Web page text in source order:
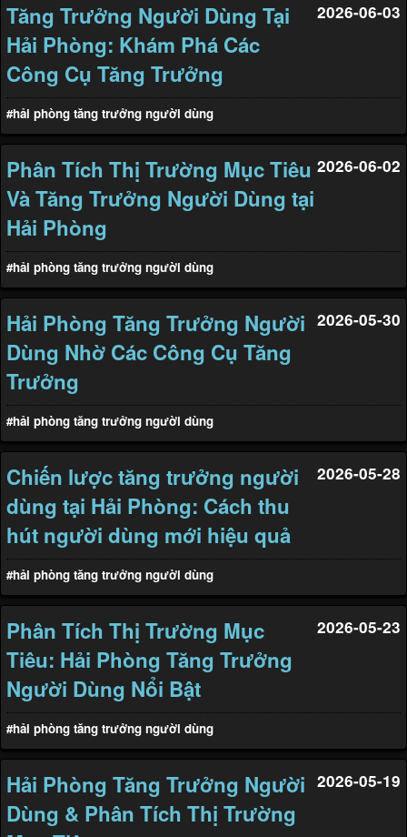
Tăng Trưởng Người Dùng Tại
Hải Phòng: Khám Phá Các
Công Cụ Tăng Trưởng
2026-06-03
#hải phòng tăng trưởng người dùng
Phân Tích Thị Trường Mục Tiêu
Và Tăng Trưởng Người Dùng tại
Hải Phòng
2026-06-02
#hải phòng tăng trưởng người dùng
Hải Phòng Tăng Trưởng Người
Dùng Nhờ Các Công Cụ Tăng
Trưởng
2026-05-30
#hải phòng tăng trưởng người dùng
Chiến lược tăng trưởng người
dùng tại Hải Phòng: Cách thu
hút người dùng mới hiệu quả
2026-05-28
#hải phòng tăng trưởng người dùng
Phân Tích Thị Trường Mục
Tiêu: Hải Phòng Tăng Trưởng
Người Dùng Nổi Bật
2026-05-23
#hải phòng tăng trưởng người dùng
Hải Phòng Tăng Trưởng Người
Dùng & Phân Tích Thị Trường
2026-05-19